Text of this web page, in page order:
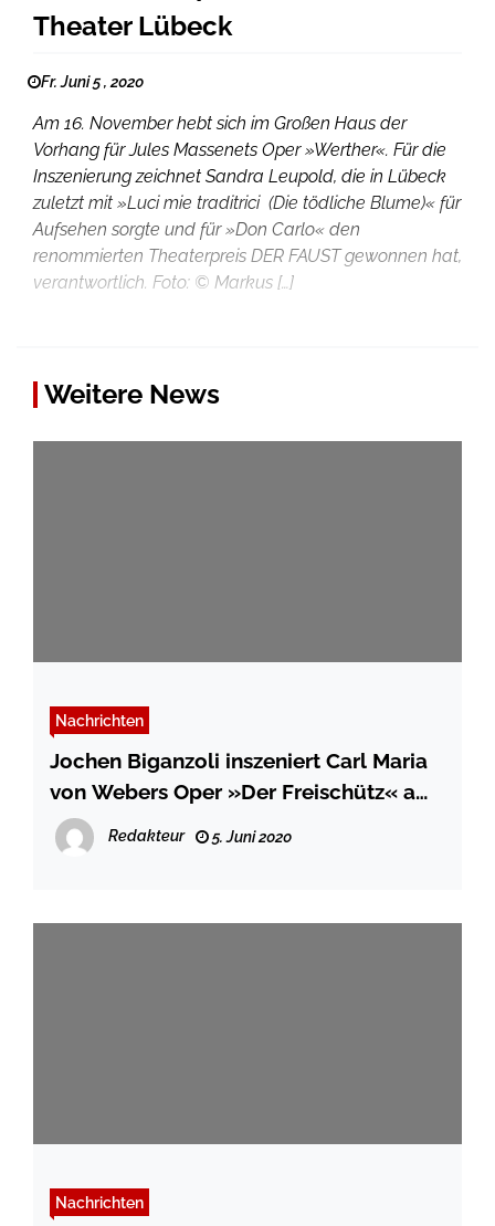
Theater Lübeck
Fr. Juni 5 , 2020
Am 16. November hebt sich im Großen Haus der
Vorhang für Jules Massenets Oper »Werther«. Für die
Inszenierung zeichnet Sandra Leupold, die in Lübeck
zuletzt mit »Luci mie traditrici (Die tödliche Blume)« für
Aufsehen sorgte und für »Don Carlo« den
renommierten Theaterpreis DER FAUST gewonnen hat,
verantwortlich. Foto: © Markus […]
Weitere News
Nachrichten
Jochen Biganzoli inszeniert Carl Maria
von Webers Oper »Der Freischütz« am
Theater Lübeck
Redakteur 5. Juni 2020
Nachrichten